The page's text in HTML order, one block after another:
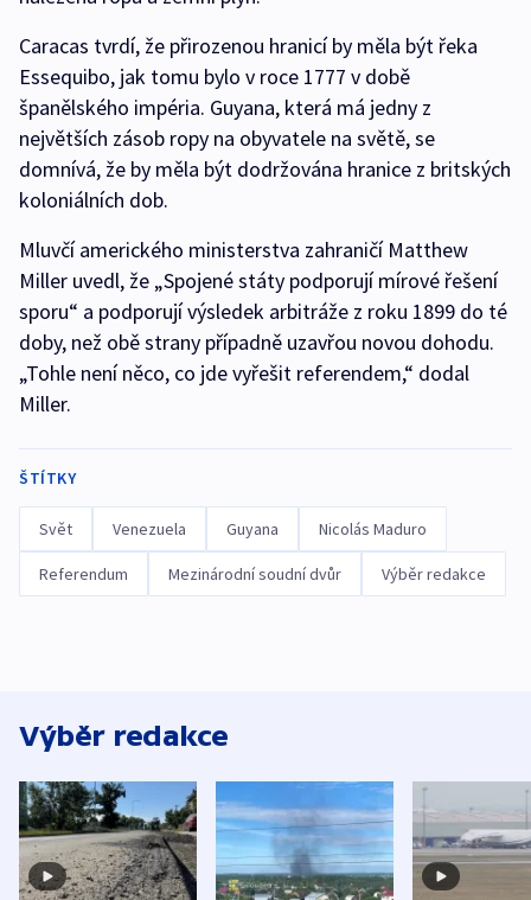
Caracas tvrdí, že přirozenou hranicí by měla být řeka
Essequibo, jak tomu bylo v roce 1777 v době
španělského impéria. Guyana, která má jedny z
největších zásob ropy na obyvatele na světě, se
domnívá, že by měla být dodržována hranice z britských
koloniálních dob.
Mluvčí amerického ministerstva zahraničí Matthew
Miller uvedl, že „Spojené státy podporují mírové řešení
sporu“ a podporují výsledek arbitráže z roku 1899 do té
doby, než obě strany případně uzavřou novou dohodu.
„Tohle není něco, co jde vyřešit referendem,“ dodal
Miller.
ŠTÍTKY
Svět Venezuela Guyana Nicolás Maduro
Referendum Mezinárodní soudní dvůr Výběr redakce
Výběr redakce